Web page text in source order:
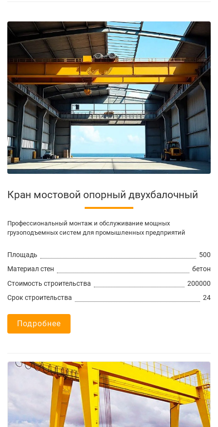
Кран мостовой опорный двухбалочный
Профессиональный монтаж и обслуживание мощных
грузоподъемных систем для промышленных предприятий
Площадь
500
Материал стен
бетон
Стоимость строительства
200000
Срок строительства
24
Подробнее